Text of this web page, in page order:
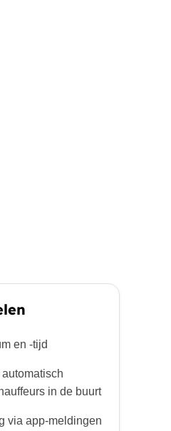
en -tijd
in de buurt
via app-meldingen